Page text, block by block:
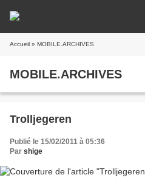
Accueil » MOBILE.ARCHIVES
MOBILE.ARCHIVES
Trolljegeren
Publié le 15/02/2011 à 05:36
Par shige